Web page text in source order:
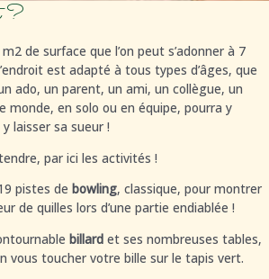
?
de surface que l’on peut s’adonner à 7
est adapté à tous types d’âges, que
ado, un parent, un ami, un collègue, un
monde, en solo ou en équipe, pourra y
laisser sa sueur !
par ici les activités !
pistes de bowling, classique, pour montrer
de quilles lors d’une partie endiablée !
billard et ses nombreuses tables,
vous toucher votre bille sur le tapis vert.